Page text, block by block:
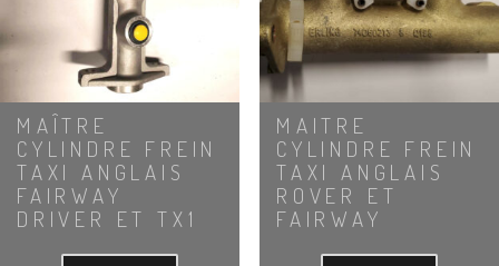
MAÎTRE
CYLINDRE FREIN
TAXI ANGLAIS
FAIRWAY
DRIVER ET TX1
MAITRE
CYLINDRE FREIN
TAXI ANGLAIS
ROVER ET
FAIRWAY